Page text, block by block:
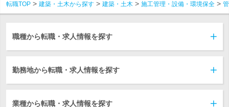
転職TOP 建築・土木から探す 建築・土木 施工管理・設備・環境保全
職種から転職・求人情報を探す
勤務地から転職・求人情報を探す
業種から転職・求人情報を探す